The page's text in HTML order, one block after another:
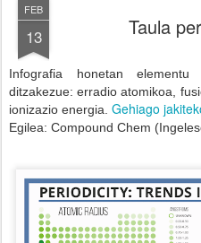
FEB
13 Taula
Infografia honetan
ditzakezue: erradio atomikoa,
ionizazio energia. Gehiago
Egilea: Compound Chem